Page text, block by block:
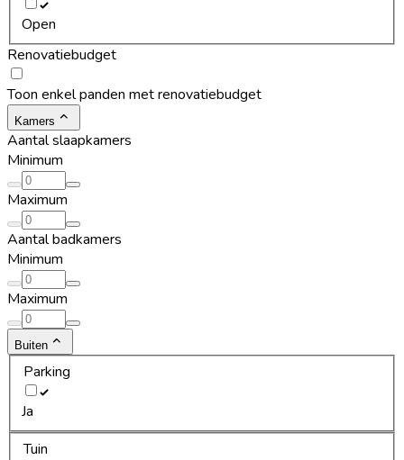
Open
Renovatiebudget
Toon enkel panden met renovatiebudget
Kamers
Aantal slaapkamers
Minimum
Maximum
Aantal badkamers
Minimum
Maximum
Buiten
Parking
Ja
Tuin